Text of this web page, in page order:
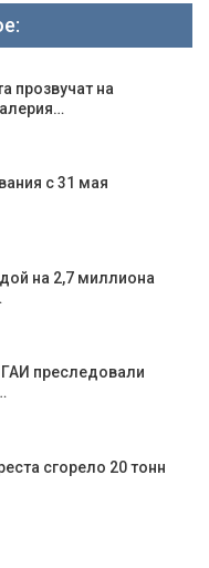
прозвучат на
с 31 мая
на 2,7 миллиона
ГАИ преследовали
сгорело 20 тонн